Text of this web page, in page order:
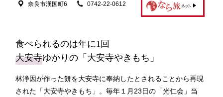
奈良市漢国町6
0742-22-0612
食べられるのは年に1回
大安寺ゆかりの「大安寺やきもち」
林浄因が作った餅を大安寺に奉納したとされることから再現
された「大安寺やきもち」。毎年１月23日の「光仁会」当